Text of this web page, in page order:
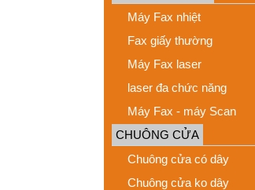
Máy Fax nhiệt
Fax giấy thường
Máy Fax laser
laser đa chức năng
Máy Fax - máy Scan
CHUÔNG CỬA
Chuông cửa có dây
Chuông cửa ko dây